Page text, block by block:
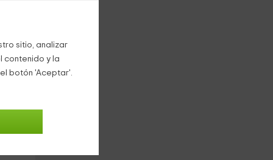
sitio, analizar
contenido y la
botón 'Aceptar'.
el